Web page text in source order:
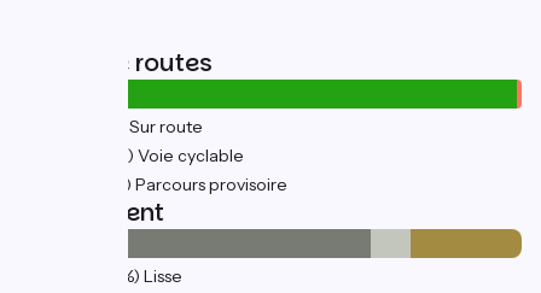
Types de routes
(19%) Sur route
(81%) Voie cyclable
(1%) Parcours provisoire
Revêtement
(70%) Lisse